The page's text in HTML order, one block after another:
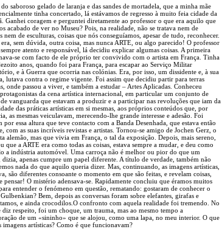
saboroso gelado de laranja e das sandes de mortadela, que a minha mãe
tinha concertado, lá estávamos de regresso à muito feia cidade da
Ganhei coragem e perguntei diretamente ao professor o que era aquilo que
acabado de ver no Museu? Pois, na realidade, não se tratava nem de
nem de esculturas, coisas que nós conseguíamos, apesar de tudo, reconhecer.
sem dúvida, outra coisa, mas nunca ARTE, ou algo parecido! O professor
atento e responsável, lá decidiu explicar algumas coisas. A primeira
se com facto de ele próprio ter convivido com o artista em França. Tinha
anos, quando foi para França, para escapar ao Serviço Militar
e à Guerra que ocorria nas colónias. Era, por isso, um dissidente e, à sua
lutava contra o regime vigente. Foi assim que decidiu partir para terras
onde passou a viver, e também a estudar – Artes Aplicadas. Conheceu
da cena artística internacional, em particular um conjunto de
de vanguarda que estavam a produzir e a participar nas revoluções que iam da
das práticas artísticas em si mesmas, aos próprios conteúdos que, por
as mesmas veiculavam, merecendo-lhe grande interesse e adesão. Foi
por essa altura que teve contacto com a Banda Desenhada, que estava então
com as suas incríveis revistas e artistas. Tornou-se amigo de Jochen Gerz, o
alemão, mas que vivia em França, o tal da exposição. Depois, mais sereno,
que a ARTE era como todas as coisas, estava sempre a mudar, e deu como
a indústria automóvel. Uma carroça não é melhor ou pior do que um
dizia, apenas cumpre um papel diferente. A título de verdade, também não
nada do que aquilo queria dizer. Mas, continuando, as imagens artísticas,
são diferentes consoante o momento em que são feitas, e revelam coisas,
pensar! O mistério adensava-se. Rapidamente concluiu que éramos muitos
entender o fenómeno em questão, rematando: gostaram de conhecer o
Bem, depois as conversas foram sobre elefantes, girafas e
e ainda crocodilos.O confronto com aquela realidade foi tremendo. No
diz respeito, foi um choque, um trauma, mas ao mesmo tempo a
de um «sininho» que se alojou, como uma lapa, no meu interior. O que
imagens artísticas? Como é que funcionavam?